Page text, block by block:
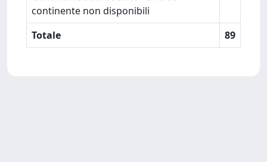
continente non disponibili
Totale 89